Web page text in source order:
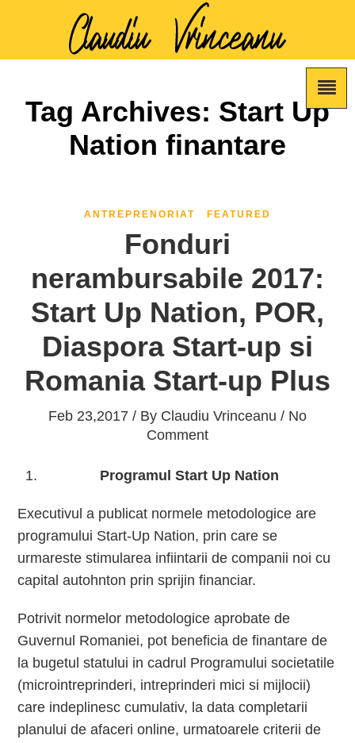
Tag Archives: Start Up
Nation finantare
ANTREPRENORIAT FEATURED
Fonduri
nerambursabile 2017:
Start Up Nation, POR,
Diaspora Start-up si
Romania Start-up Plus
Feb 23,2017 / By Claudiu Vrinceanu / No
Comment
Programul Start Up Nation
Executivul a publicat normele metodologice are
programului Start-Up Nation, prin care se
urmareste stimularea infiintarii de companii noi cu
capital autohnton prin sprijin financiar.
Potrivit normelor metodologice aprobate de
Guvernul Romaniei, pot beneficia de finantare de
la bugetul statului in cadrul Programului societatile
(microintreprinderi, intreprinderi mici si mijlocii)
care indeplinesc cumulativ, la data completarii
planului de afaceri online, urmatoarele criterii de